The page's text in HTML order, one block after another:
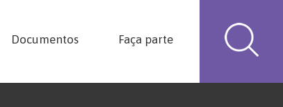
Documentos Faça parte